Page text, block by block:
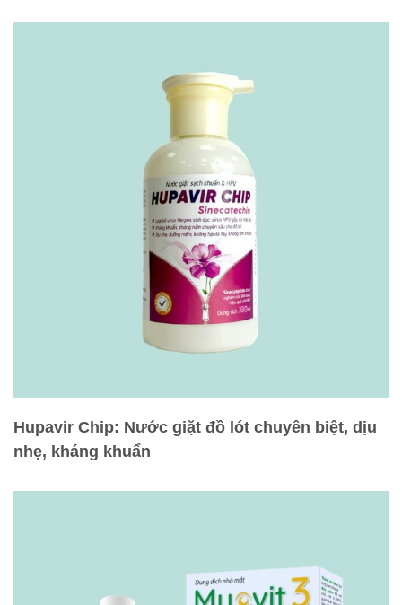
Hupavir Chip: Nước giặt đồ lót chuyên biệt, dịu
nhẹ, kháng khuẩn